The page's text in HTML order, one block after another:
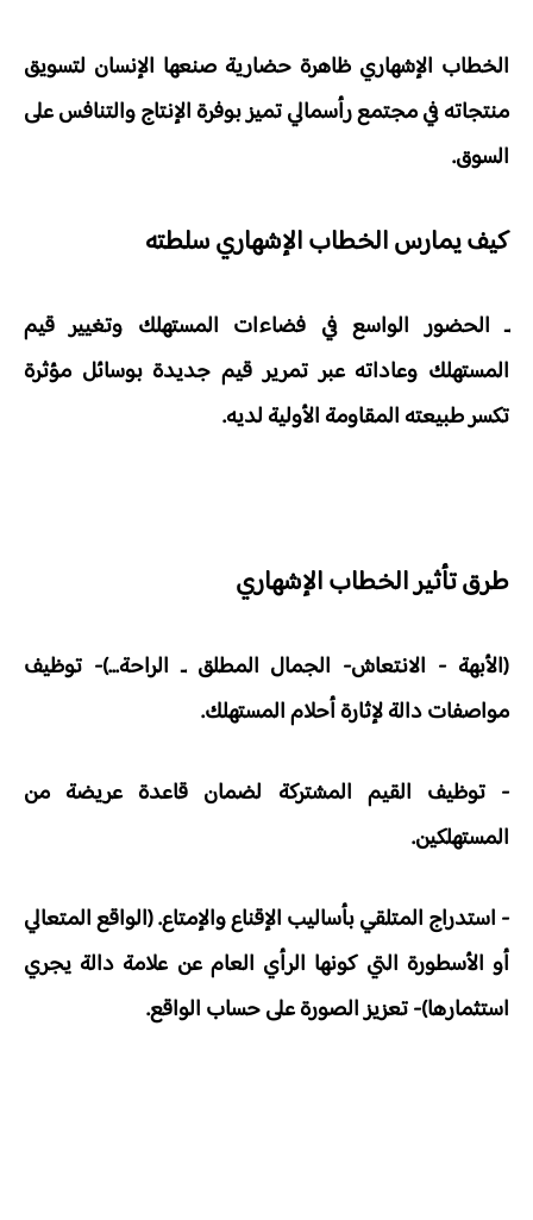
الخطاب الإشهاري ظاهرة حضارية صنعها الإنسان لتسويق
منتجاته في مجتمع رأسمالي تميز بوفرة الإنتاج والتنافس على
السوق.
كيف يمارس الخطاب الإشهاري سلطته
ـ الحضور الواسع في فضاءات المستهلك وتغيير قيم
المستهلك وعاداته عبر تمرير قيم جديدة بوسائل مؤثرة
تكسر طبيعته المقاومة الأولية لديه.
طرق تأثير الخطاب الإشهاري
(الأبهة - الانتعاش- الجمال المطلق ـ الراحة...)- توظيف
مواصفات دالة لإثارة أحلام المستهلك.
- توظيف القيم المشتركة لضمان قاعدة عريضة من
المستهلكين.
- استدراج المتلقي بأساليب الإقناع والإمتاع.(الواقع المتعالي
أو الأسطورة التي كونها الرأي العام عن علامة دالة يجري
استثمارها)- تعزيز الصورة على حساب الواقع.